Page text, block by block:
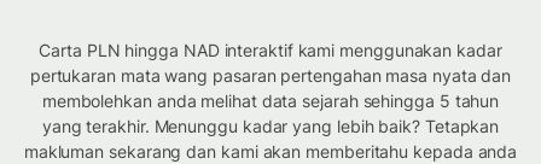
Carta PLN hingga NAD interaktif kami menggunakan kadar
pertukaran mata wang pasaran pertengahan masa nyata dan
membolehkan anda melihat data sejarah sehingga 5 tahun
yang terakhir. Menunggu kadar yang lebih baik? Tetapkan
makluman sekarang dan kami akan memberitahu kepada anda